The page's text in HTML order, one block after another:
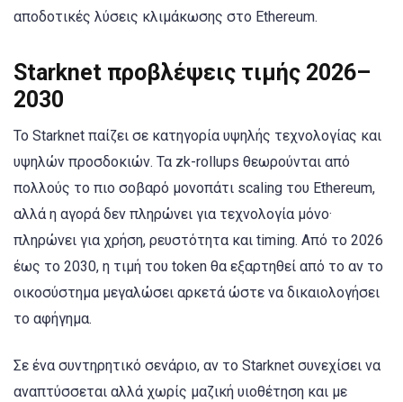
αποδοτικές λύσεις κλιμάκωσης στο Ethereum.
Starknet προβλέψεις τιμής 2026–
2030
Το Starknet παίζει σε κατηγορία υψηλής τεχνολογίας και
υψηλών προσδοκιών. Τα zk-rollups θεωρούνται από
πολλούς το πιο σοβαρό μονοπάτι scaling του Ethereum,
αλλά η αγορά δεν πληρώνει για τεχνολογία μόνο·
πληρώνει για χρήση, ρευστότητα και timing. Από το 2026
έως το 2030, η τιμή του token θα εξαρτηθεί από το αν το
οικοσύστημα μεγαλώσει αρκετά ώστε να δικαιολογήσει
το αφήγημα.
Σε ένα συντηρητικό σενάριο, αν το Starknet συνεχίσει να
αναπτύσσεται αλλά χωρίς μαζική υιοθέτηση και με